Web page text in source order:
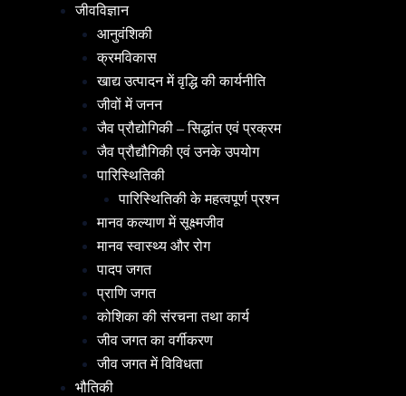
जीवविज्ञान
आनुवंशिकी
क्रमविकास
खाद्य उत्पादन में वृद्धि की कार्यनीति
जीवों में जनन
जैव प्रौद्योगिकी – सिद्धांत एवं प्रक्रम
जैव प्रौद्यौगिकी एवं उनके उपयोग
पारिस्थितिकी
पारिस्थितिकी के महत्वपूर्ण प्रश्न
मानव कल्याण में सूक्ष्मजीव
मानव स्वास्थ्य और रोग
पादप जगत
प्राणि जगत
कोशिका की संरचना तथा कार्य
जीव जगत का वर्गीकरण
जीव जगत में विविधता
भौतिकी